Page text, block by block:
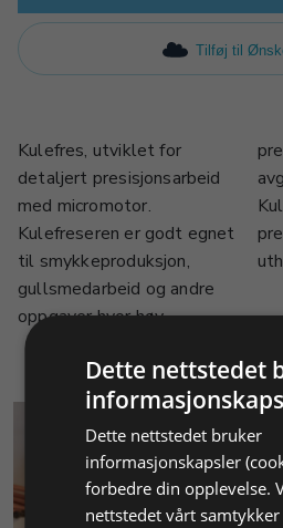
Tilføj til
Kulefres, utviklet for
detaljert presisjonsarbeid
med micromotor.
Kulefreseren er godt egnet
til smykkeproduksjon,
gullsmedarbeid og andre
oppgaver hvor høy
presisjon og kontroll er
Dette nettstedet
Dette nettstedet bruker
informasjonskapsler
forbedre din opplevelse.
nettstedet vårt